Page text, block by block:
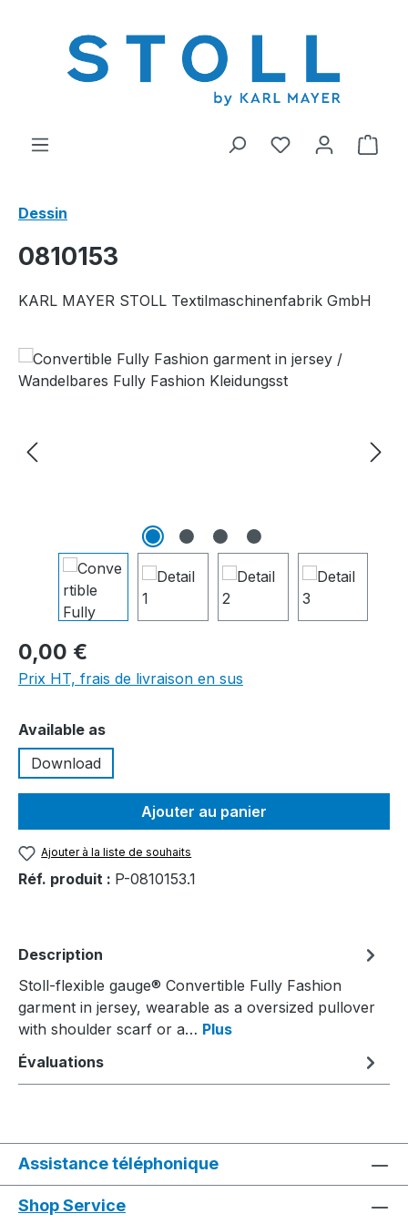
Vous avez 0Le
Dessin
0810153
KARL MAYER STOLL Textilmaschinenfabrik GmbH
Ignorer la galerie d'images
0,00 €
Prix HT, frais de livraison en sus
Sélectionnez
Available as
Download
Ajouter au panier
Ajouter à la liste de souhaits
Réf. produit : P-0810153.1
Description
Stoll-flexible gauge® Convertible Fully Fashion
garment in jersey, wearable as a oversized pullover
with shoulder scarf or a… Plus
Évaluations
Assistance téléphonique
Shop Service